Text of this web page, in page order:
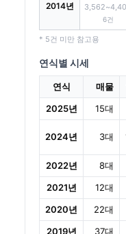
2014년
6건
* 5건 미만 참고용
연식별 시세
연식 매물
2025년
15대
2024년 3대
2022년 8대
2021년
12대
2020년
22대
2019년
37대